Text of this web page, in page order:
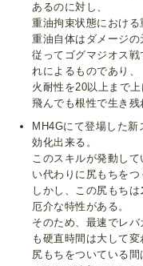
あるのに対し、
重油拘束状態における
重油自体はダメージの
従ってゴグマジオス
れによるものであり、
火耐性を20以上まで
飛んでも根性で生き残
MH4Gにて登場した新
効化出来る。
このスキルが発動し
い代わりに尻もちをつ
しかし、この尻もちは
厄介な特性がある。
そのため、最速でレ
も硬直時間は大して変
尻もちをついている間